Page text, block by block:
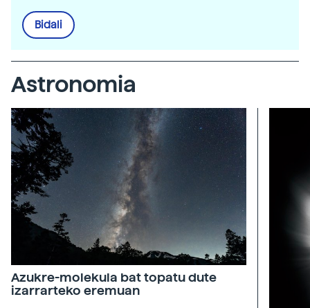
Bidali
Astronomia
Azukre-molekula bat topatu dute
izarrarteko eremuan